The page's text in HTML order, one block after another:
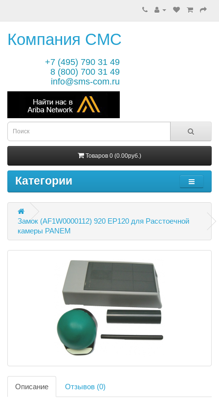
Компания СМС
+7 (495) 790 31 49
8 (800) 700 31 49
info@sms-com.ru
Товаров 0 (0.00руб.)
Категории
Замок (AF1W0000112) 920 EP120 для Расстоечной
камеры PANEM
Описание Отзывов (0)